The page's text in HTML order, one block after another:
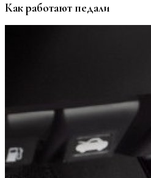
Как работают педали